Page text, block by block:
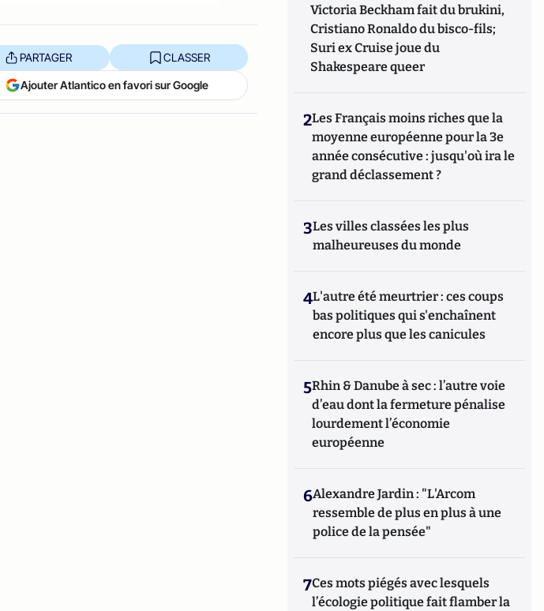
PARTAGER CLASSER
Ajouter Atlantico en favori sur Google
Victoria Beckham fait du brukini,
Cristiano Ronaldo du bisco-fils;
Suri ex Cruise joue du
Shakespeare queer
2Les Français moins riches que la
moyenne européenne pour la 3e
année consécutive : jusqu'où ira le
grand déclassement ?
3Les villes classées les plus
malheureuses du monde
4L'autre été meurtrier : ces coups
bas politiques qui s'enchaînent
encore plus que les canicules
5Rhin & Danube à sec : l’autre voie
d’eau dont la fermeture pénalise
lourdement l’économie
européenne
6Alexandre Jardin : "L'Arcom
ressemble de plus en plus à une
police de la pensée"
7Ces mots piégés avec lesquels
l’écologie politique fait flamber la